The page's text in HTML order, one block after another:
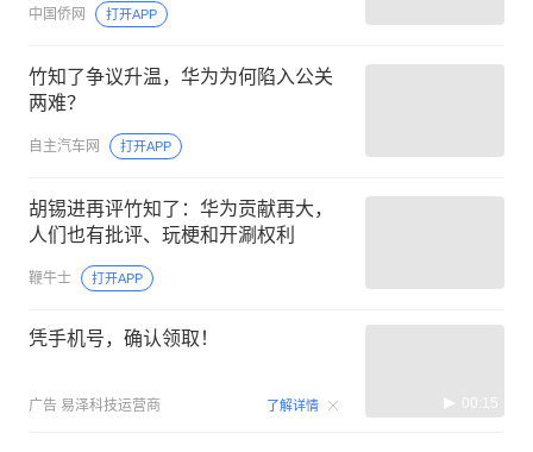
中国侨网 打开APP
竹知了争议升温，华为为何陷入公关
两难？
自主汽车网 打开APP
胡锡进再评竹知了：华为贡献再大，
人们也有批评、玩梗和开涮权利
鞭牛士 打开APP
凭手机号，确认领取！
广告 易泽科技运营商 了解详情 00:15